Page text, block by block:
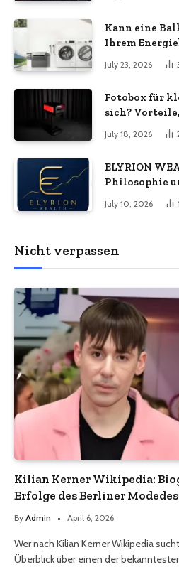
wirklich
Kann eine
Ihrem
July 23, 2026
Fotobox für
sich?
July 18, 2026
ELYRION
Philosophie
langfristiger
July 10, 2026
Nicht verpassen
Kilian Kerner Wikipedia:
Erfolge des Berliner
By Admin April 6, 2026
Wer nach Kilian Kerner Wikipedia
Überblick über einen der